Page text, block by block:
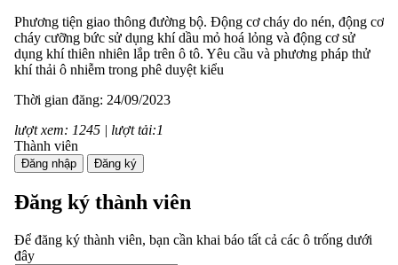
Phương tiện giao thông đường bộ. Động cơ cháy do nén, động cơ
cháy cưỡng bức sử dụng khí dầu mỏ hoá lỏng và động cơ sử
dụng khí thiên nhiên lắp trên ô tô. Yêu cầu và phương pháp thử
khí thải ô nhiễm trong phê duyệt kiểu
Thời gian đăng: 24/09/2023
lượt xem: 1245 | lượt tải:1
TCVN 7880:2008
Phương tiện giao thông đường bộ. Tiếng ồn phát ra từ ô tô. Yêu
cầu và phương pháp thử trong phê duyệt kiểu
Thời gian đăng: 24/09/2023
Thành viên
Đăng nhập Đăng ký
Đăng ký thành viên
Để đăng ký thành viên, bạn cần khai báo tất cả các ô trống dưới
đây